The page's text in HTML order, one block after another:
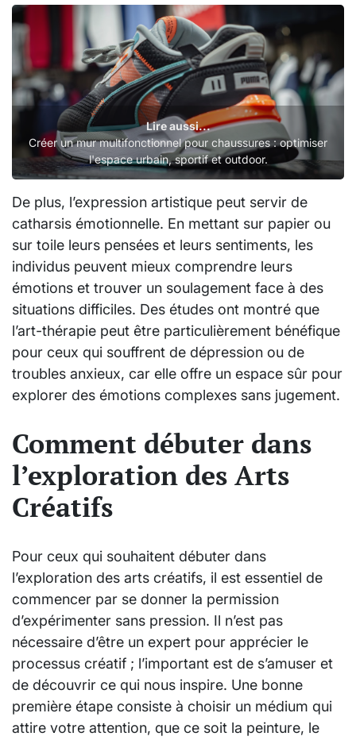
Lire aussi...
Créer un mur multifonctionnel pour chaussures : optimiser
l'espace urbain, sportif et outdoor.
De plus, l’expression artistique peut servir de
catharsis émotionnelle. En mettant sur papier ou
sur toile leurs pensées et leurs sentiments, les
individus peuvent mieux comprendre leurs
émotions et trouver un soulagement face à des
situations difficiles. Des études ont montré que
l’art-thérapie peut être particulièrement bénéfique
pour ceux qui souffrent de dépression ou de
troubles anxieux, car elle offre un espace sûr pour
explorer des émotions complexes sans jugement.
Comment débuter dans
l’exploration des Arts
Créatifs
Pour ceux qui souhaitent débuter dans
l’exploration des arts créatifs, il est essentiel de
commencer par se donner la permission
d’expérimenter sans pression. Il n’est pas
nécessaire d’être un expert pour apprécier le
processus créatif ; l’important est de s’amuser et
de découvrir ce qui nous inspire. Une bonne
première étape consiste à choisir un médium qui
attire votre attention, que ce soit la peinture, le